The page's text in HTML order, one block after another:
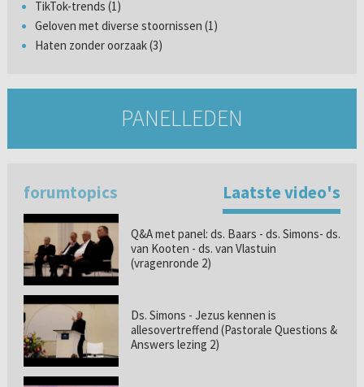
TikTok-trends (1)
Geloven met diverse stoornissen (1)
Haten zonder oorzaak (3)
PANELLEDEN
forumtopics Laatste video's
Q&A met panel: ds. Baars - ds. Simons- ds.
van Kooten - ds. van Vlastuin
(vragenronde 2)
Ds. Simons - Jezus kennen is
allesovertreffend (Pastorale Questions &
Answers lezing 2)